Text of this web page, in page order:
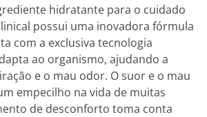
hidratante para o cuidado
possui uma inovadora fórmula
com a exclusiva tecnologia
ao organismo, ajudando a
e o mau odor. O suor e o mau
empecilho na vida de muitas
de desconforto toma conta